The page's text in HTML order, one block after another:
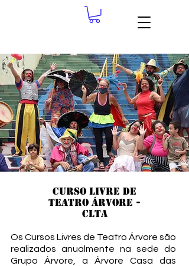
CURSO LIVRE DE
TEATRO ÁRVORE -
CLTA
Os Cursos Livres de Teatro Árvore são
realizados anualmente na sede do
Grupo Árvore, a Árvore Casa das